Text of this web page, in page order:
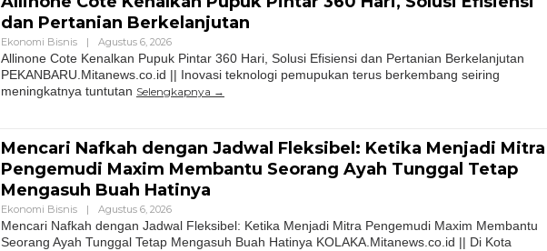
dan Pertanian Berkelanjutan
Ekonomi Bisnis | Agustus 6, 2026
Allinone Cote Kenalkan Pupuk Pintar 360 Hari, Solusi Efisiensi dan Pertanian Berkelanjutan
PEKANBARU.Mitanews.co.id || Inovasi teknologi pemupukan terus berkembang seiring
meningkatnya tuntutan Selengkapnya
Mencari Nafkah dengan Jadwal Fleksibel: Ketika Menjadi Mitra
Pengemudi Maxim Membantu Seorang Ayah Tunggal Tetap
Mengasuh Buah Hatinya
Ekonomi Bisnis | Agustus 6, 2026
Mencari Nafkah dengan Jadwal Fleksibel: Ketika Menjadi Mitra Pengemudi Maxim Membantu
Seorang Ayah Tunggal Tetap Mengasuh Buah Hatinya KOLAKA.Mitanews.co.id || Di Kota